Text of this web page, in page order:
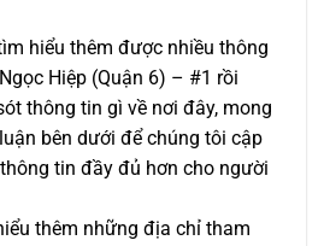
hiểu thêm được nhiều thông
Hiệp (Quận 6) – #1 rồi
thông tin gì về nơi đây, mong
bên dưới để chúng tôi cập
tin đầy đủ hơn cho người
thêm những địa chỉ tham